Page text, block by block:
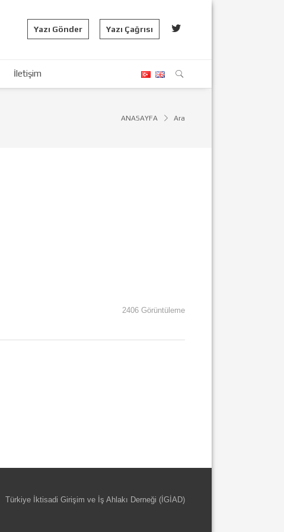
Yazı Gönder Yazı Çağrısı
İletişim
ANASAYFA Ara
2406 Görüntüleme
Türkiye İktisadi Girişim ve İş Ahlakı Derneği (İGİAD)